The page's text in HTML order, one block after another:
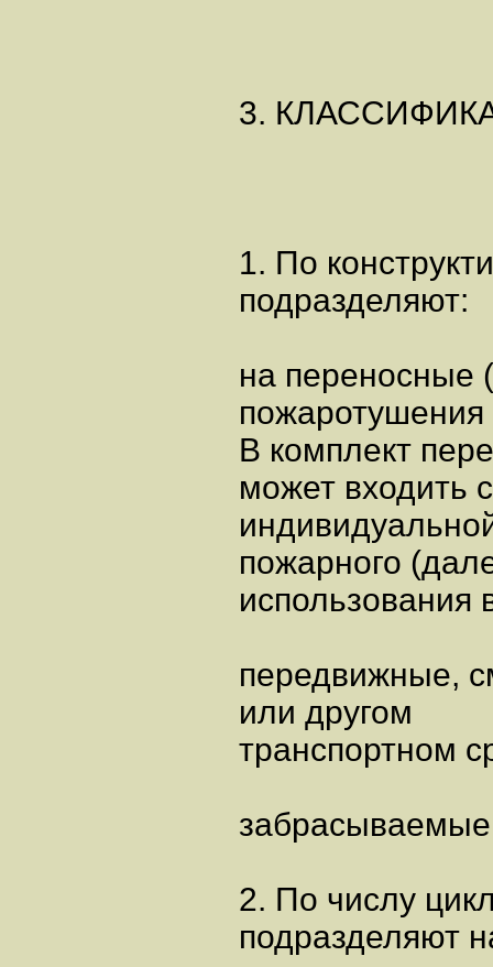
3.
1. По
подразделяют:
на переносные
В комплект
может входить
пожарного
использования
передвижные,
или другом
транспортном
2. По числу
подразделяют